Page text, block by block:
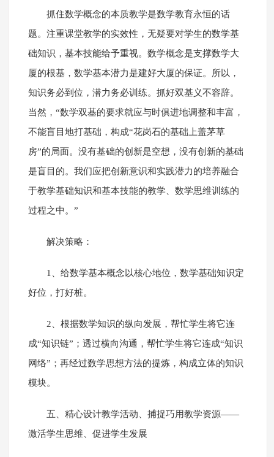
抓住数学概念的本质教学是数学教育永恒的话
题。注重课堂教学的实效性，无疑要对学生的数学基
础知识，基本技能给予重视。数学概念是支撑数学大
厦的根基，数学基本潜力是建好大厦的保证。所以，
知识务必到位，潜力务必训练。抓好双基义不容辞。
当然，“数学双基的要求就应与时俱进地调整和丰富，
不能盲目地打基础，构成“花岗石的基础上盖茅草
房”的局面。没有基础的创新是空想，没有创新的基础
是盲目的。我们应把创新意识和实践潜力的培养融合
于教学基础知识和基本技能的教学、数学思维训练的
过程之中。”
解决策略：
1、给数学基本概念以核心地位，数学基础知识定
好位，打好桩。
2、根据数学知识的纵向发展，帮忙学生将它连
成“知识链”；透过横向沟通，帮忙学生将它连成“知识
网络”；再经过数学思想方法的提炼，构成立体的知识
模块。
五、精心设计教学活动、捕捉巧用教学资源――
激活学生思维、促进学生发展